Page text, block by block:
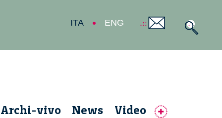
ITA ENG
Archi-vivo News Video